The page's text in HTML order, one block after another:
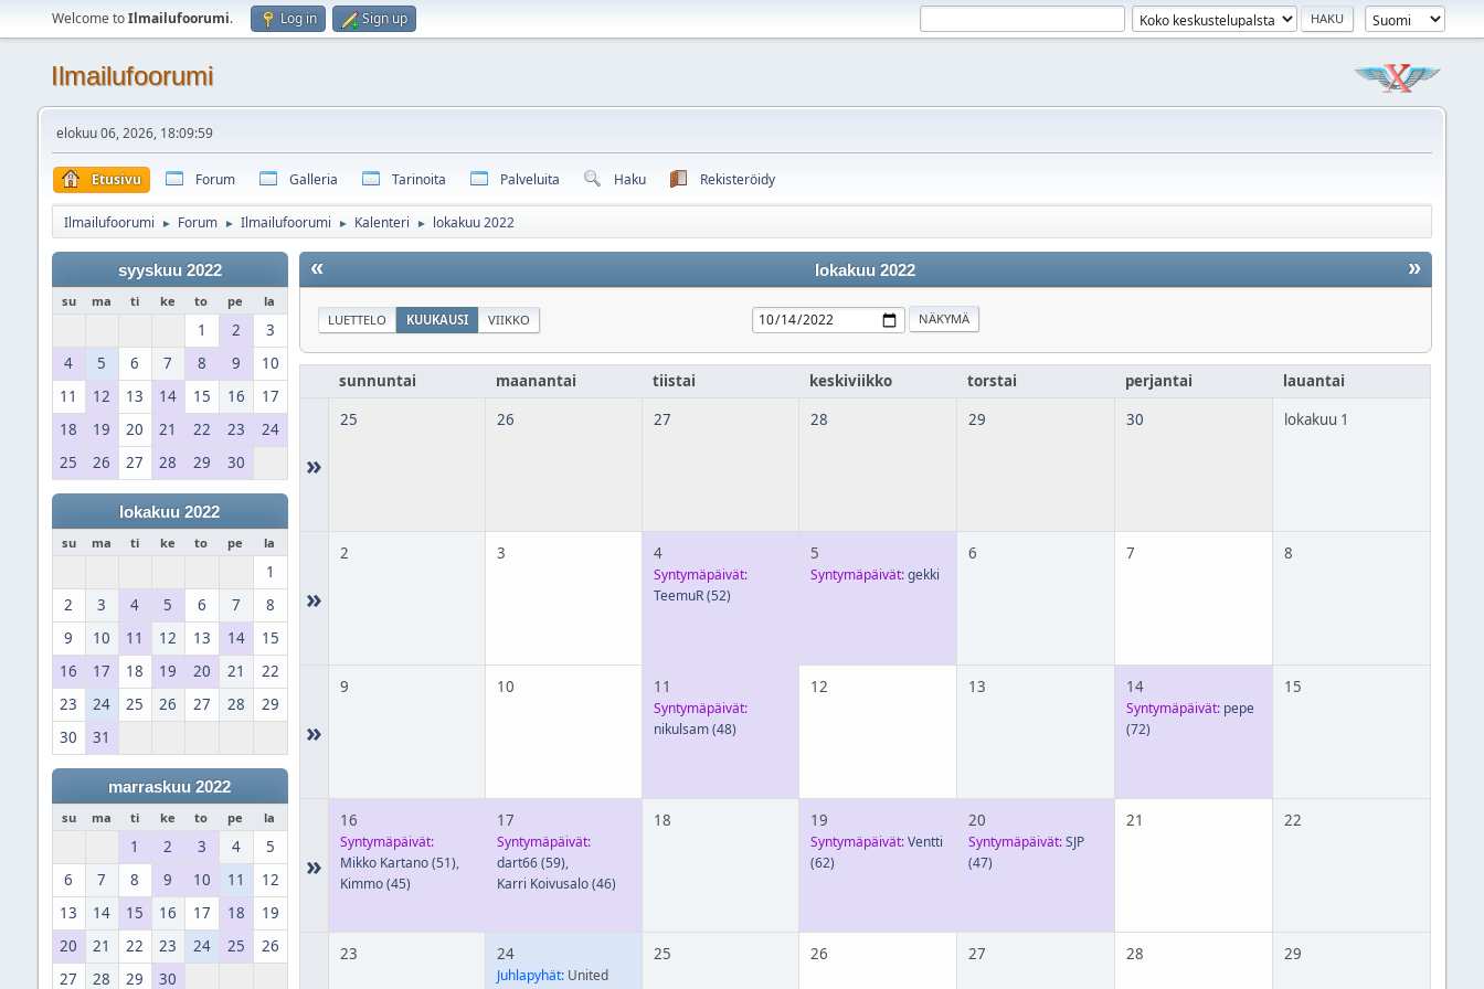
Welcome toIlmailufoorumi. Log in Sign up
Ilmailufoorumi
elokuu 06, 2026, 18:09:59
Etusivu Forum Galleria Tarinoita Palveluita Haku Rekisteröidy
Ilmailufoorumi ► Forum ► Ilmailufoorumi ► Kalenteri ► lokakuu 2022
syyskuu 2022
su ma ti ke to pe la
1 2
3
4
5 6 7 8 9
10
11
12 13 14 15 16
17
18
19 20 21 22 23
24
25
26 27 28 29 30
lokakuu 2022
su ma ti ke to pe la
1
2
3 4 5 6 7
8
9
10 11 12 13 14
15
16
17 18 19 20 21
22
23
24 25 26 27 28
29
30
31
marraskuu 2022
su ma ti ke to pe la
1 2 3 4
5
6
7 8 9 10 11
12
13
14 15 16 17 18
19
20
21 22 23 24 25
26
27
28 29 30
« »
lokakuu 2022
LUETTELO KUUKAUSI VIIKKO
sunnuntai maanantai tiistai keskiviikko torstai perjantai lauantai
»
25 26 27 28 29 30 lokakuu 1
»
2 3 4
Syntymäpäivät:
TeemuR(52)
5
Syntymäpäivät: gekki
6 7 8
»
9 10 11
Syntymäpäivät:
nikulsam(48)
12 13 14
Syntymäpäivät: pepe
(72)
15
»
16
Syntymäpäivät:
Mikko Kartano(51),
Kimmo(45)
17
Syntymäpäivät:
dart66(59),
Karri Koivusalo(46)
18 19
Syntymäpäivät: Ventti
(62)
20
Syntymäpäivät: SJP
(47)
21 22
23 24
Juhlapyhät:United
25 26 27 28 29